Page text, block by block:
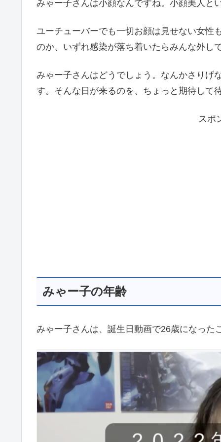
みゃー子さんは小顔なんですね。小顔美人と
ユーチューバーでも一切お顔は見せない女性
のか、いずれ感染が落ち着いたらみんな外し
みゃー子さんはどうでしょう。なんかさりげ
す。そんな日が来るのを、ちょっと期待して
スポ
みゃー子の年齢
みゃー子さんは、誕生日動画で26歳になった